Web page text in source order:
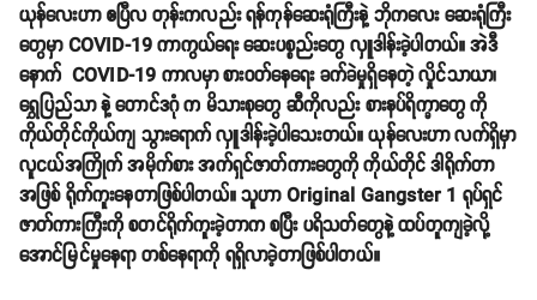
ယုန်လေးဟာ ဧပြီလ တုန်းကလည်း ရန်ကုန်ဆေးရုံကြီးနဲ့ ဘိုကလေး ဆေးရုံကြီး
တွေမှာ COVID-19 ကာကွယ်ရေး ဆေးပစ္စည်းတွေ လှူဒါန်းခဲ့ပါတယ်။ အဲဒီ
နောက် COVID-19 ကာလမှာ စားဝတ်နေရေး ခက်ခဲမှုရှိနေတဲ့ လှိုင်သာယာ၊
ရွှေပြည်သာ နဲ့ တောင်ဒဂုံ က မိသားစုတွေ ဆီကိုလည်း စားနပ်ရိက္ခာတွေ ကို
ကိုယ်တိုင်ကိုယ်ကျ သွားရောက် လှူဒါန်းခဲ့ပါသေးတယ်။ ယုန်လေးဟာ လက်ရှိမှာ
လူငယ်အကြိုက် အမိုက်စား အက်ရှင်ဇာတ်ကားတွေကို ကိုယ်တိုင် ဒါရိုက်တာ
အဖြစ် ရိုက်ကူးနေတာဖြစ်ပါတယ်။ သူဟာ Original Gangster 1 ရုပ်ရှင်
ဇာတ်ကားကြီးကို စတင်ရိုက်ကူးခဲ့တာက စပြီး ပရိသတ်တွေနဲ့ ထပ်တူကျခဲ့လို့
အောင်မြင်မှုနေရာ တစ်နေရာကို ရရှိလာခဲ့တာဖြစ်ပါတယ်။